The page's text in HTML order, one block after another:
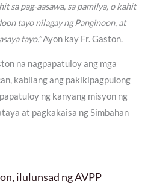
sa pag-aasawa, sa pamilya, o kahit
tayo nilagay ng Panginoon, at
tayo.”Ayon kay Fr. Gaston.
na nagpapatuloy ang mga
kabilang ang pakikipagpulong
ng kanyang misyon ng
at pagkakaisa ng Simbahan
ilulunsad ng AVPP